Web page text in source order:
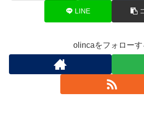
LINE
olincaをフォローす